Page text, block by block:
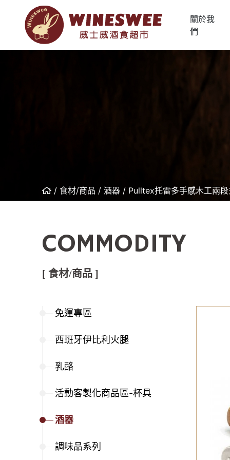
關於我
們
食材/商品 酒器 Pulltex托雷多手感木工兩
COMMODITY
[ 食材/商品 ]
免運專區
西班牙伊比利火腿
乳酪
活動客製化商品區-杯具
酒器
調味品系列